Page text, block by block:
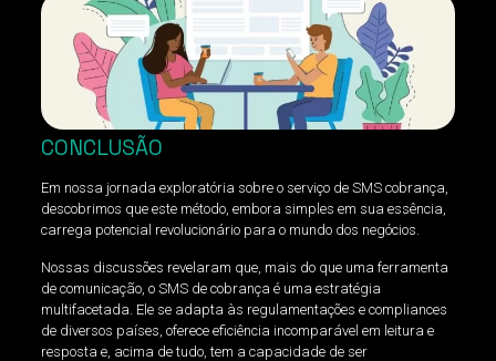
CONCLUSÃO
Em nossa jornada exploratória sobre o serviço de SMS cobrança,
descobrimos que este método, embora simples em sua essência,
carrega potencial revolucionário para o mundo dos negócios.
Nossas discussões revelaram que, mais do que uma ferramenta
de comunicação, o SMS de cobrança é uma estratégia
multifacetada. Ele se adapta às regulamentações e compliances
de diversos países, oferece eficiência incomparável em leitura e
resposta e, acima de tudo, tem a capacidade de ser